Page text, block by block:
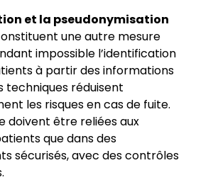
et la pseudonymisation
une autre mesure
impossible l’identification
à partir des informations
techniques réduisent
les risques en cas de fuite.
doivent être reliées aux
que dans des
sécurisés, avec des contrôles